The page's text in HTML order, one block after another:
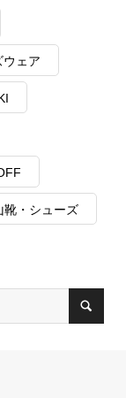
ウェア
靴・シューズ